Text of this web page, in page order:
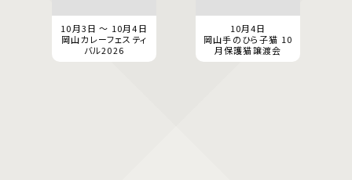
10月3日 ～ 10月4日
岡山カレーフェスティ
バル2026
10月4日
岡山手のひら子猫 10
月保護猫譲渡会